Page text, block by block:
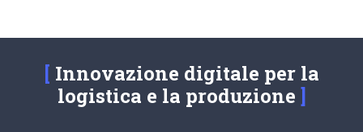
Innovazione digitale per la
logistica e la produzione